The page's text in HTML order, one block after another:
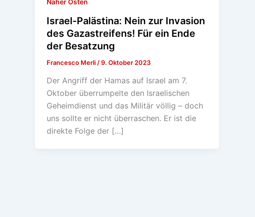
Naher Osten
Israel-Palästina: Nein zur Invasion
des Gazastreifens! Für ein Ende
der Besatzung
Francesco Merli /9. Oktober 2023
Der Angriff der Hamas auf Israel am 7.
Oktober überrumpelte den Israelischen
Geheimdienst und das Militär völlig – doch
uns sollte er nicht überraschen. Er ist die
direkte Folge der […]